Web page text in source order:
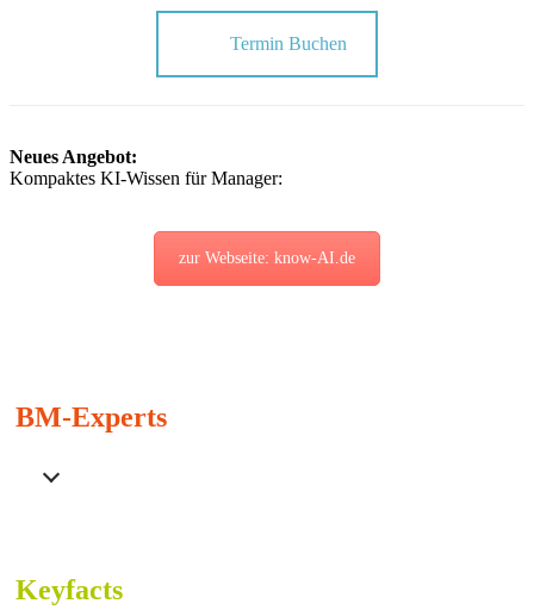
Termin Buchen
Neues Angebot:
Kompaktes KI-Wissen für Manager:
zur Webseite: know-AI.de
BM-Experts
Keyfacts